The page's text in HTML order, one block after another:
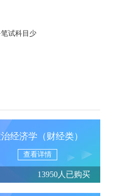
试科目少
经济学（财经类）
查看详情
13950人已购买